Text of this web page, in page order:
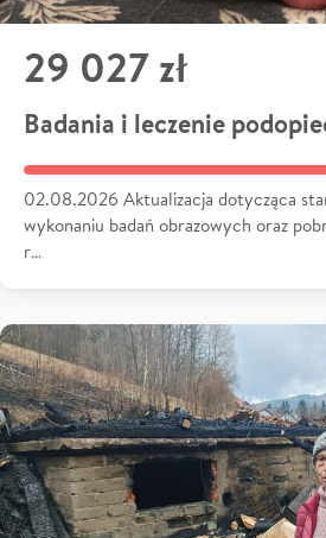
29 027 zł
Badania i leczenie
02.08.2026 Aktualizacja dotycząca
wykonaniu badań obrazowych oraz
r…